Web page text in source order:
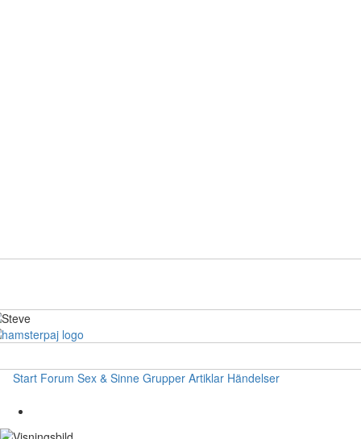
Start Forum Sex & Sinne Grupper Artiklar Händelser